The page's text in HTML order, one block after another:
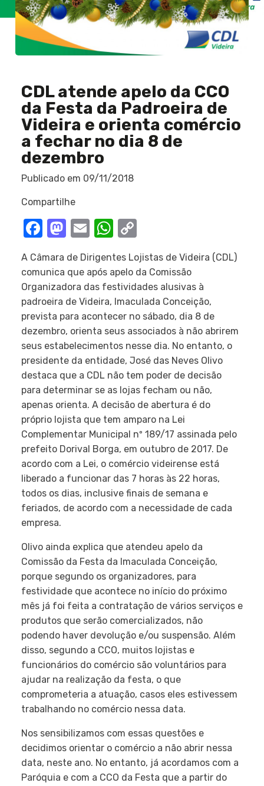
CDL atende apelo da CCO
da Festa da Padroeira de
Videira e orienta comércio
a fechar no dia 8 de
dezembro
Publicado em 09/11/2018
Compartilhe
Facebook
Mastodon
EmailWhatsApp
A Câmara de Dirigentes Lojistas de Videira (CDL)
comunica que após apelo da Comissão
Organizadora das festividades alusivas à
padroeira de Videira, Imaculada Conceição,
prevista para acontecer no sábado, dia 8 de
dezembro, orienta seus associados à não abrirem
seus estabelecimentos nesse dia. No entanto, o
presidente da entidade, José das Neves Olivo
destaca que a CDL não tem poder de decisão
para determinar se as lojas fecham ou não,
apenas orienta. A decisão de abertura é do
próprio lojista que tem amparo na Lei
Complementar Municipal nº 189/17 assinada pelo
prefeito Dorival Borga, em outubro de 2017. De
acordo com a Lei, o comércio videirense está
liberado a funcionar das 7 horas às 22 horas,
todos os dias, inclusive finais de semana e
feriados, de acordo com a necessidade de cada
empresa.
Olivo ainda explica que atendeu apelo da
Comissão da Festa da Imaculada Conceição,
porque segundo os organizadores, para
festividade que acontece no início do próximo
mês já foi feita a contratação de vários serviços e
produtos que serão comercializados, não
podendo haver devolução e/ou suspensão. Além
disso, segundo a CCO, muitos lojistas e
funcionários do comércio são voluntários para
ajudar na realização da festa, o que
comprometeria a atuação, casos eles estivessem
trabalhando no comércio nessa data.
Nos sensibilizamos com essas questões e
decidimos orientar o comércio a não abrir nessa
data, neste ano. No entanto, já acordamos com a
Paróquia e com a CCO da Festa que a partir do